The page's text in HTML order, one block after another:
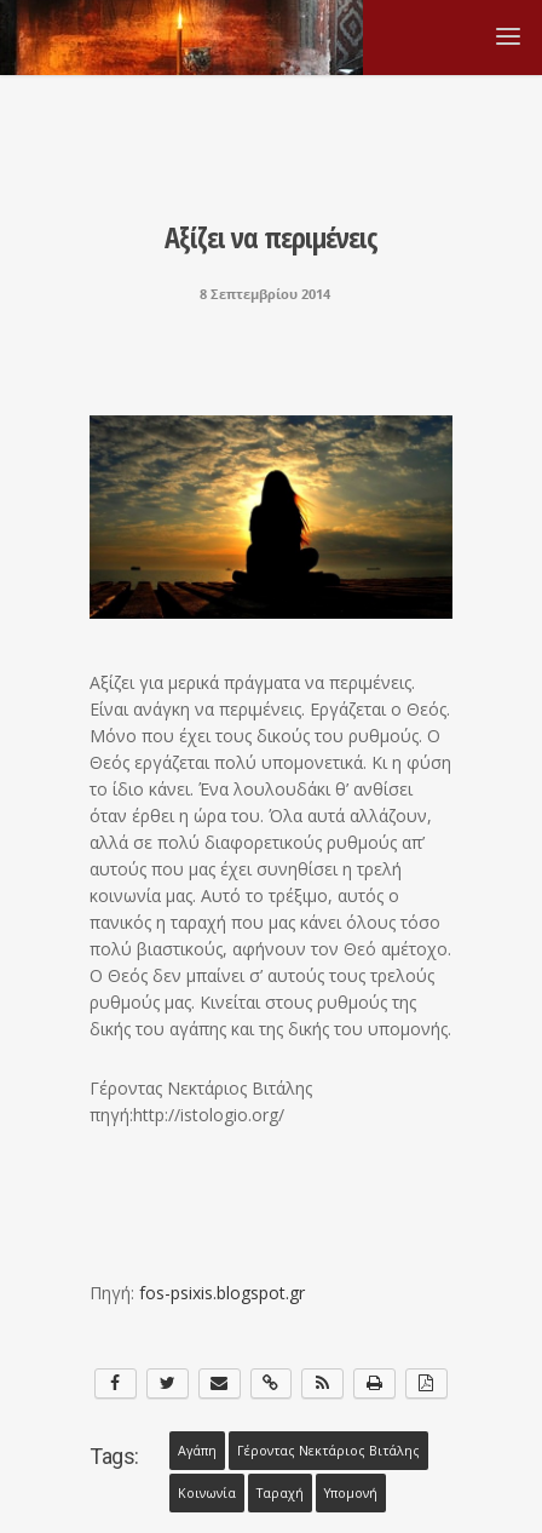
Αξίζει να περιμένεις
8 Σεπτεμβρίου 2014
Αξίζει για μερικά πράγματα να περιμένεις.
Είναι ανάγκη να περιμένεις. Εργάζεται ο Θεός.
Μόνο που έχει τους δικούς του ρυθμούς. Ο
Θεός εργάζεται πολύ υπομονετικά. Κι η φύση
το ίδιο κάνει. Ένα λουλουδάκι θ’ ανθίσει
όταν έρθει η ώρα του. Όλα αυτά αλλάζουν,
αλλά σε πολύ διαφορετικούς ρυθμούς απ’
αυτούς που μας έχει συνηθίσει η τρελή
κοινωνία μας. Αυτό το τρέξιμο, αυτός ο
πανικός η ταραχή που μας κάνει όλους τόσο
πολύ βιαστικούς, αφήνουν τον Θεό αμέτοχο.
Ο Θεός δεν μπαίνει σ’ αυτούς τους τρελούς
ρυθμούς μας. Κινείται στους ρυθμούς της
δικής του αγάπης και της δικής του υπομονής.
Γέροντας Νεκτάριος Βιτάλης
πηγή:http://istologio.org/
Πηγή: fos-psixis.blogspot.gr
Tags: Αγάπη Γέροντας Νεκτάριος Βιτάλης
Κοινωνία Ταραχή Υπομονή